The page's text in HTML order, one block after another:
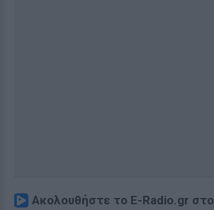
Ακολουθήστε το E-Radio.gr στο